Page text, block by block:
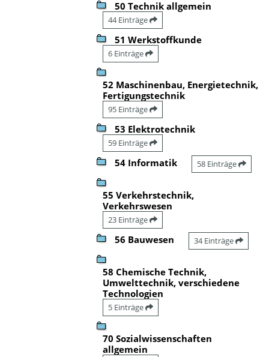
50 Technik allgemein
44 Einträge
51 Werkstoffkunde
6 Einträge
52 Maschinenbau, Energietechnik,
Fertigungstechnik
95 Einträge
53 Elektrotechnik
59 Einträge
54 Informatik 58 Einträge
55 Verkehrstechnik,
Verkehrswesen
23 Einträge
56 Bauwesen 34 Einträge
58 Chemische Technik,
Umwelttechnik, verschiedene
Technologien
5 Einträge
70 Sozialwissenschaften
allgemein